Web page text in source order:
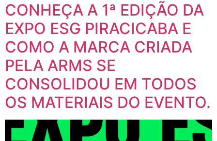
CONHEÇA A 1ª EDIÇÃO DA
EXPO ESG PIRACICABA E
COMO A MARCA CRIADA
PELA ARMS SE
CONSOLIDOU EM TODOS
OS MATERIAIS DO EVENTO.